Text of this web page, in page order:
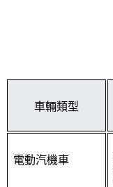
車輛類型
電動汽機車